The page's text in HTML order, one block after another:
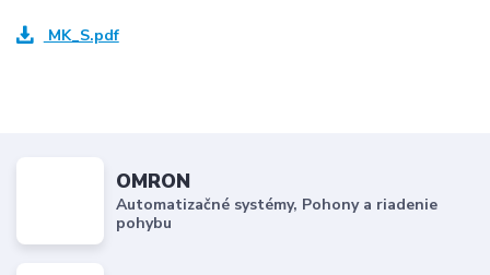
MK_S.pdf
OMRON
Automatizačné systémy, Pohony a riadenie
pohybu